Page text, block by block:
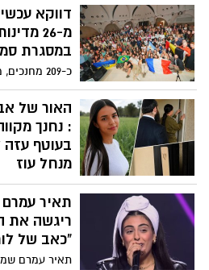
מ-26
במסגרת
כ-209
המחנכים
ישראל בהובלת
בתקופה
העולם להגיע
למציאות
ועם ערכי
האור של
: נחנך
בעוטף עזה
מנחל עוז
במושב
מקווה הטהרה
לזכרה של סמל
הוריה פתחו את
תאיר
ריגשה את
"כאב של